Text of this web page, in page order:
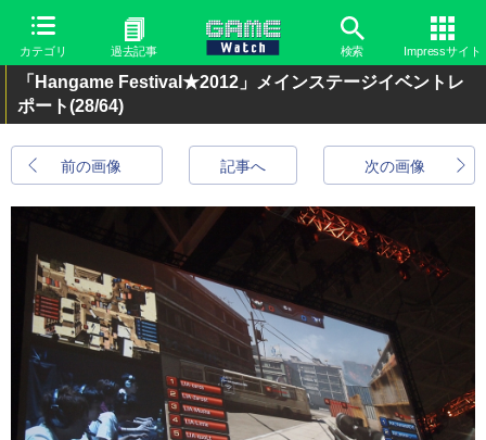
カテゴリ 過去記事 検索 Impressサイト
「Hangame Festival★2012」メインステージイベントレ
ポート(28/64)
前の画像 次の画像
記事へ